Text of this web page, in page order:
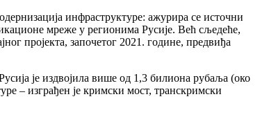
инфраструктуре: ажурира се источни
мреже у регионима Русије. Већ сљедеће,
пројекта, започетог 2021. године, предвиђа
је издвојила више од 1,3 билиона рубаља (око
– изграђен је кримски мост, транскримски